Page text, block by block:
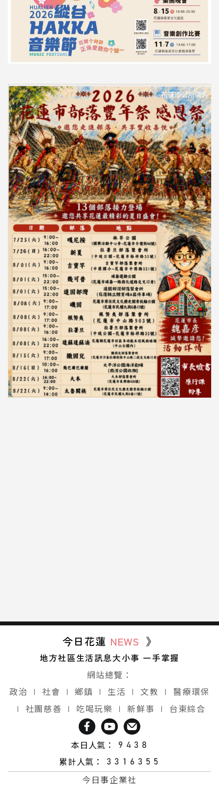
今日花蓮 NEWS 》
地方社區生活訊息大小事 一手掌握
網站總覽：
政治 ∣ 社會 ∣ 鄉鎮 ∣ 生活 ∣ 文教 ∣
醫療環保
∣ 社團慈善 ∣ 吃喝玩樂 ∣ 新鮮事 ∣ 台東綜合
本日人氣：
累計人氣：
今日事企業社